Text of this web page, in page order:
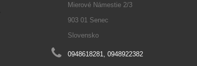
Mierové Námestie 2/3
903 01 Senec
Slovensko
0948618281, 0948922382